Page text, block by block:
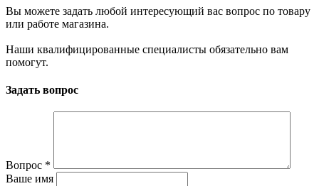
Вы можете задать любой интересующий вас вопрос по товару
или работе магазина.
Наши квалифицированные специалисты обязательно вам
помогут.
Задать вопрос
Вопрос *
Ваше имя